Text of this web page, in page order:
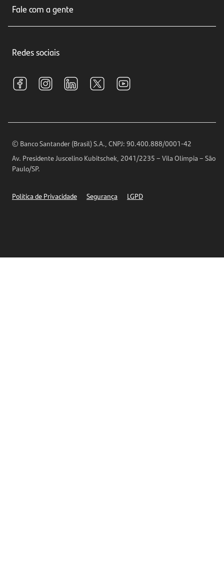
Seguros
Crédito e Financiamentos
Investimentos
Relações com Investidores
Fale com a gente
Central de Renegociação
S.A.C
Encontre nossas agências
Horários de Atendimento
Telefones
Redes sociais
© Banco Santander (Brasil) S.A., CNPJ: 90.400.888/0001-42
Av. Presidente Juscelino Kubitschek, 2041/2235 – Vila Olímpia – São
Paulo/SP.
Política de Privacidade Segurança LGPD